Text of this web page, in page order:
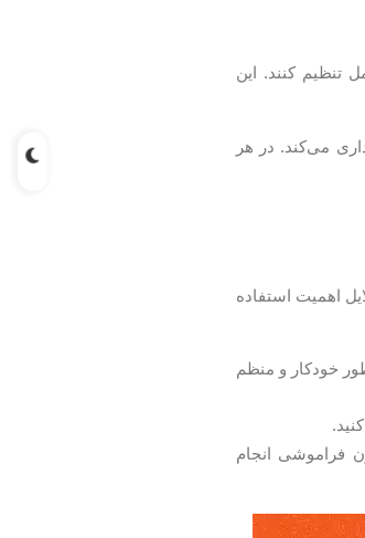
کنند. این
می‌کند. در هر
اهمیت استفاده
خودکار و منظم
فراموشی انجام